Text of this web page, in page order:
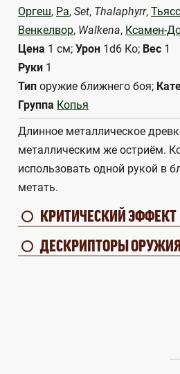
Оргеш, Ра, Set, Thalaphyrr,
Венкелвор, Walkena, Ксамен-
Цена 1 см; Урон 1d6 Ко; Вес 1
Руки 1
Тип оружие ближнего боя;
Группа Копья
Длинное металлическое
металлическим же остриём.
использовать одной рукой в
метать.
КРИТИЧЕСКИЙ ЭФФЕКТ
ДЕСКРИПТОРЫ ОРУЖИЯ